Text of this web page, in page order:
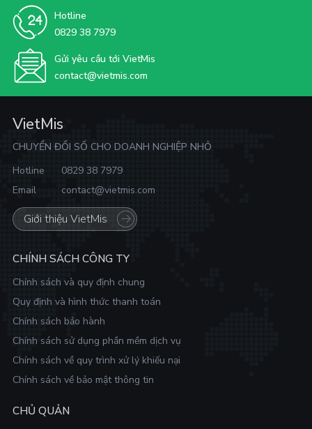
Hotline
0829 38 7979
Gửi yêu cầu tới VietMis
contact@vietmis.com
VietMis
CHUYỂN ĐỔI SỐ CHO DOANH NGHIỆP NHỎ
Hotline
0829 38 7979
Email
contact@vietmis.com
Giới thiệu VietMis
CHÍNH SÁCH CÔNG TY
Chính sách và quy định chung
Quy định và hình thức thanh toán
Chính sách bảo hành
Chính sách sử dụng phần mềm dịch vụ
Chính sách về quy trình xử lý khiếu nại
Chính sách về bảo mật thông tin
CHỦ QUẢN